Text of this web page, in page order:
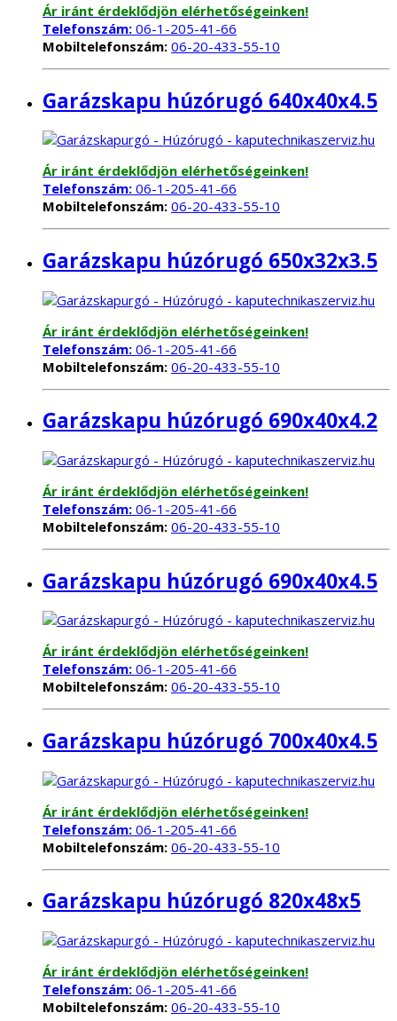
Ár iránt érdeklődjön elérhetőségeinken!
Telefonszám: 06-1-205-41-66
Mobiltelefonszám: 06-20-433-55-10
Garázskapu húzórugó 640x40x4.5
Ár iránt érdeklődjön elérhetőségeinken!
Telefonszám: 06-1-205-41-66
Mobiltelefonszám: 06-20-433-55-10
Garázskapu húzórugó 650x32x3.5
Ár iránt érdeklődjön elérhetőségeinken!
Telefonszám: 06-1-205-41-66
Mobiltelefonszám: 06-20-433-55-10
Garázskapu húzórugó 690x40x4.2
Ár iránt érdeklődjön elérhetőségeinken!
Telefonszám: 06-1-205-41-66
Mobiltelefonszám: 06-20-433-55-10
Garázskapu húzórugó 690x40x4.5
Ár iránt érdeklődjön elérhetőségeinken!
Telefonszám: 06-1-205-41-66
Mobiltelefonszám: 06-20-433-55-10
Garázskapu húzórugó 700x40x4.5
Ár iránt érdeklődjön elérhetőségeinken!
Telefonszám: 06-1-205-41-66
Mobiltelefonszám: 06-20-433-55-10
Garázskapu húzórugó 820x48x5
Ár iránt érdeklődjön elérhetőségeinken!
Telefonszám: 06-1-205-41-66
Mobiltelefonszám: 06-20-433-55-10